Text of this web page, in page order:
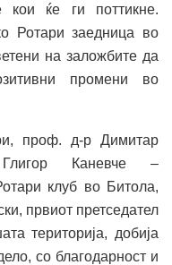
кои ќе ги поттикне.
Ротари заедница во
на заложбите да
промени во
проф. д-р Димитар
Каневче –
клуб во Битола,
првиот претседател
територија, добија
со благодарност и